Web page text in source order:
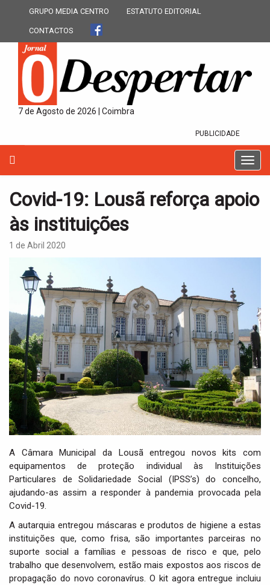
GRUPO MEDIA CENTRO ESTATUTO EDITORIAL
CONTACTOS
7 de Agosto de 2026 | Coimbra
PUBLICIDADE
T
o
g
i
o
n
Covid-19: Lousã reforça apoio
às instituições
1 de Abril 2020
A Câmara Municipal da Lousã entregou novos kits com
equipamentos de proteção individual às Instituições
Particulares de Solidariedade Social (IPSS’s) do concelho,
ajudando-as assim a responder à pandemia provocada pela
Covid-19.
A autarquia entregou máscaras e produtos de higiene a estas
instituições que, como frisa, são importantes parceiras no
suporte social a famílias e pessoas de risco e que, pelo
trabalho que desenvolvem, estão mais expostos aos riscos de
propagação do novo coronavírus. O kit agora entregue incluiu